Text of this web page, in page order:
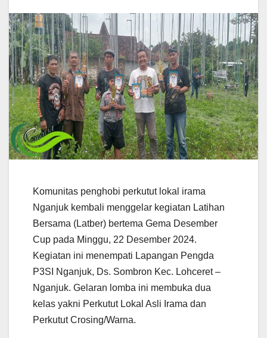
Komunitas penghobi perkutut lokal irama
Nganjuk kembali menggelar kegiatan Latihan
Bersama (Latber) bertema Gema Desember
Cup pada Minggu, 22 Desember 2024.
Kegiatan ini menempati Lapangan Pengda
P3SI Nganjuk, Ds. Sombron Kec. Lohceret –
Nganjuk. Gelaran lomba ini membuka dua
kelas yakni Perkutut Lokal Asli Irama dan
Perkutut Crosing/Warna.